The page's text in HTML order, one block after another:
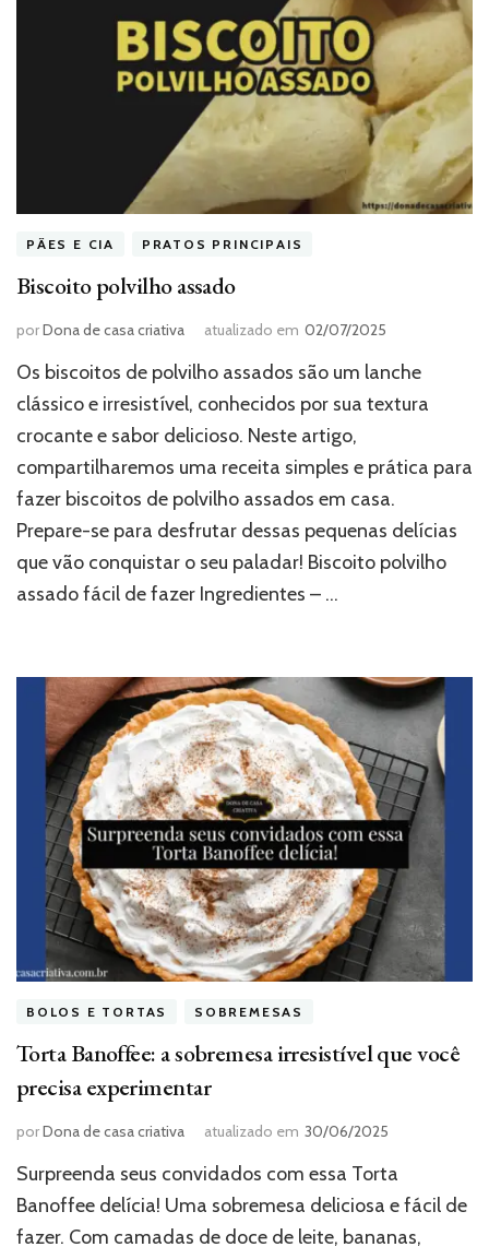
PÃES E CIA PRATOS PRINCIPAIS
Biscoito polvilho assado
porDona de casa criativa atualizado em 02/07/2025
Os biscoitos de polvilho assados são um lanche
clássico e irresistível, conhecidos por sua textura
crocante e sabor delicioso. Neste artigo,
compartilharemos uma receita simples e prática para
fazer biscoitos de polvilho assados em casa.
Prepare-se para desfrutar dessas pequenas delícias
que vão conquistar o seu paladar! Biscoito polvilho
assado fácil de fazer Ingredientes – …
BOLOS E TORTAS SOBREMESAS
Torta Banoffee: a sobremesa irresistível que você
precisa experimentar
porDona de casa criativa atualizado em 30/06/2025
Surpreenda seus convidados com essa Torta
Banoffee delícia! Uma sobremesa deliciosa e fácil de
fazer. Com camadas de doce de leite, bananas,